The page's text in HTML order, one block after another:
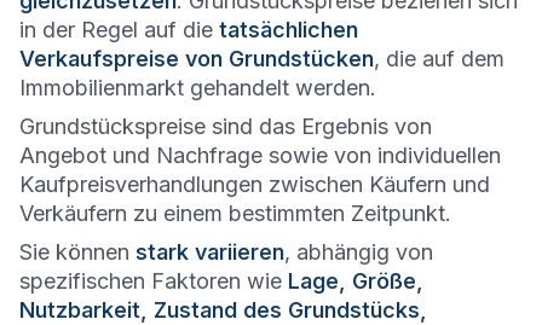
in der Regel auf die tatsächlichen
Verkaufspreise von Grundstücken, die auf dem
Immobilienmarkt gehandelt werden.
Grundstückspreise sind das Ergebnis von
Angebot und Nachfrage sowie von individuellen
Kaufpreisverhandlungen zwischen Käufern und
Verkäufern zu einem bestimmten Zeitpunkt.
Sie können stark variieren, abhängig von
spezifischen Faktoren wie Lage, Größe,
Nutzbarkeit, Zustand des Grundstücks,